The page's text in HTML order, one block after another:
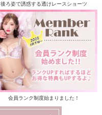
後ろ姿で誘惑する透けレースショーツ
会員ランク制度始まりました！